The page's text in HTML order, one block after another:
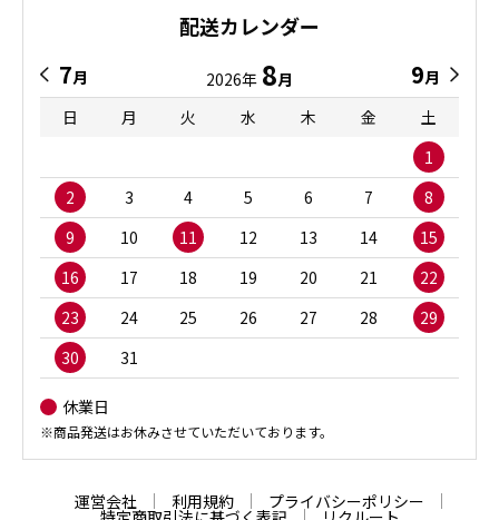
配送カレンダー
7月 2026年 8月 9月
日
月 火 水 木 金
土
1
2
3 4 5 6 7
8
9
10 11 12 13 14
15
16
17 18 19 20 21
22
23
24 25 26 27 28
29
30
31
休業日
※商品発送はお休みさせていただいております。
運営会社 利用規約 プライバシーポリシー